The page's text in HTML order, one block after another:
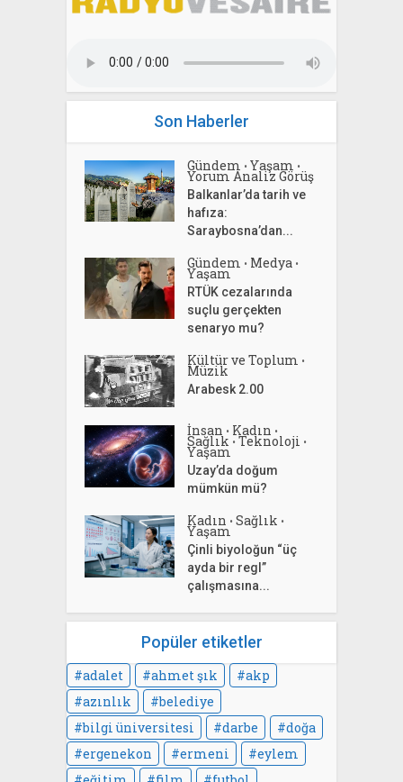
Son Haberler
Gündem • Yaşam •
Yorum Analiz Görüş
Balkanlar’da tarih ve
hafıza:
Saraybosna’dan...
Gündem • Medya •
Yaşam
RTÜK cezalarında
suçlu gerçekten
senaryo mu?
Kültür ve Toplum •
Müzik
Arabesk 2.00
İnsan • Kadın •
Sağlık • Teknoloji •
Yaşam
Uzay’da doğum
mümkün mü?
Kadın • Sağlık •
Yaşam
Çinli biyoloğun “üç
ayda bir regl”
çalışmasına...
Popüler etiketler
adalet ahmet şık
akp
azınlık
belediye
bilgi üniversitesi
darbe
doğa
ergenekon
ermeni
eylem